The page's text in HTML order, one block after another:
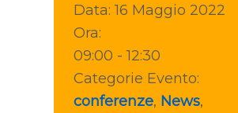
Data: 16 Maggio 2022
Ora:
09:00 - 12:30
Categorie Evento:
conferenze, News,